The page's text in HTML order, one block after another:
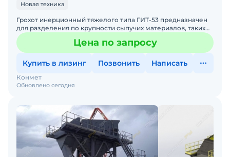
Новая техника
Грохот инерционный тяжелого типа ГИТ-53 предназначен
для разделения по крупности сыпучих материалов, таких
как щебень, руды и уголь, с объемной массой насыпного
Цена по запросу
Купить в лизинг Позвонить Написать
Обновлено сегодня
Конмет